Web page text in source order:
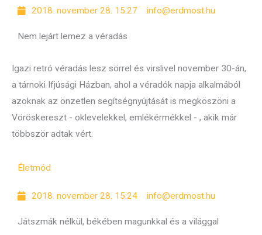
2018. november 28. 15:27 info@erdmost.hu
Nem lejárt lemez a véradás
Igazi retró véradás lesz sörrel és virslivel november 30-án,
a tárnoki Ifjúsági Házban, ahol a véradók napja alkalmából
azoknak az önzetlen segítségnyújtását is megköszöni a
Vöröskereszt - oklevelekkel, emlékérmékkel - , akik már
többször adtak vért.
Életmód
2018. november 28. 15:24 info@erdmost.hu
Játszmák nélkül, békében magunkkal és a világgal